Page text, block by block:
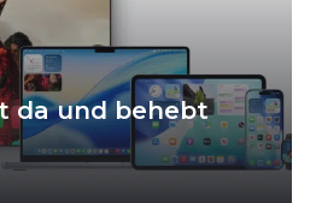
da und behebt